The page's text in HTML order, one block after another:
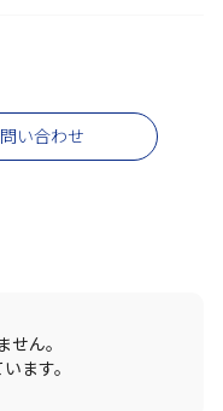
い合わせ
せん。
ます。